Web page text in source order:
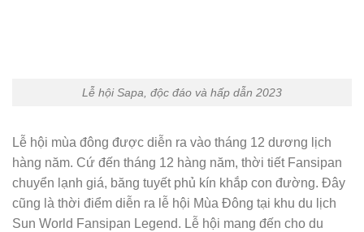
Lễ hội Sapa, độc đáo và hấp dẫn 2023
Lễ hội mùa đông được diễn ra vào tháng 12 dương lịch
hàng năm. Cứ đến tháng 12 hàng năm, thời tiết Fansipan
chuyển lạnh giá, băng tuyết phủ kín khắp con đường. Đây
cũng là thời điểm diễn ra lễ hội Mùa Đông tại khu du lịch
Sun World Fansipan Legend. Lễ hội mang đến cho du